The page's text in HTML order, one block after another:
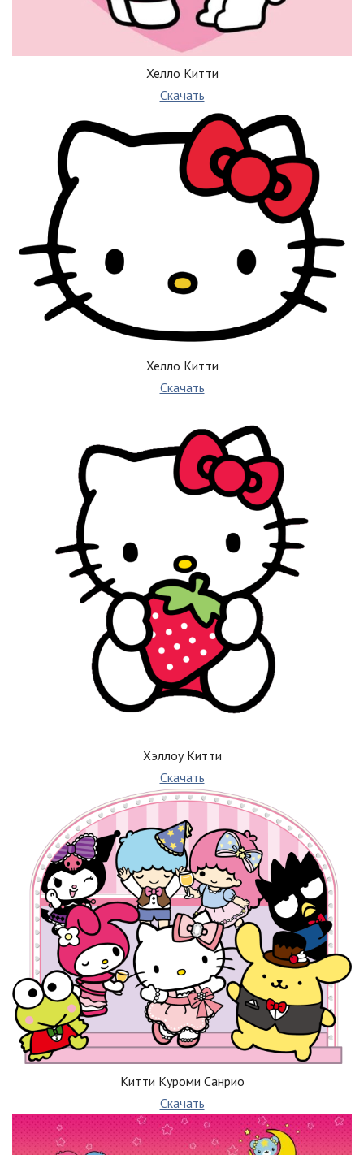
Хелло Китти
Скачать
Хелло Китти
Скачать
Хэллоу Китти
Скачать
Китти Куроми Санрио
Скачать